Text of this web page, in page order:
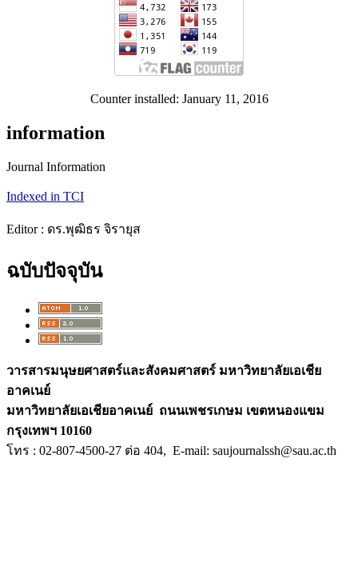
Counter installed: January 11, 2016
information
Journal Information
Indexed in TCI
Editor : ดร.พุฒิธร จิรายุส
ฉบับปัจจุบัน
วารสารมนุษยศาสตร์และสังคมศาสตร์ มหาวิทยาลัยเอเชีย
อาคเนย์
มหาวิทยาลัยเอเชียอาคเนย์ ถนนเพชรเกษม เขตหนองแขม
กรุงเทพฯ 10160
โทร : 02-807-4500-27 ต่อ 404, E-mail: saujournalssh@sau.ac.th